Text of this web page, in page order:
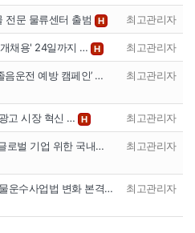
전문 물류센터 출범 H 최고관리자
채용' 24일까지 … H 최고관리자
음운전 예방 캠페인’ … 최고관리자
고 시장 혁신 … H 최고관리자
로벌 기업 위한 국내… 최고관리자
운수사업법 변화 본격… 최고관리자